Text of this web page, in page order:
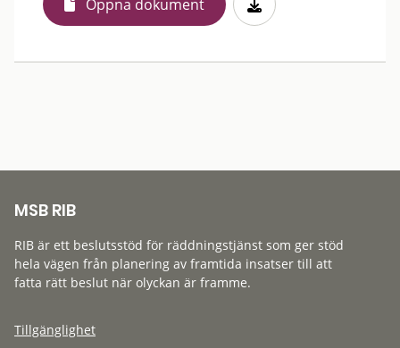
Öppna dokument
MSB RIB
RIB är ett beslutsstöd för räddningstjänst som ger stöd
hela vägen från planering av framtida insatser till att
fatta rätt beslut när olyckan är framme.
Tillgänglighet